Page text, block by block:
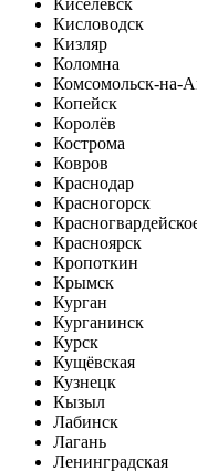
Киселёвск
Кисловодск
Кизляр
Коломна
Комсомольск-на-
Копейск
Королёв
Кострома
Ковров
Краснодар
Красногорск
Красноярск
Кропоткин
Крымск
Курган
Курганинск
Курск
Кущёвская
Кузнецк
Кызыл
Лабинск
Лагань
Ленинградская